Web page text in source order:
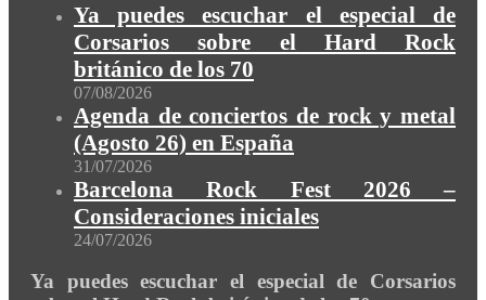
Ya puedes escuchar el especial de
Corsarios sobre el Hard Rock
británico de los 70
07/08/2026
Agenda de conciertos de rock y metal
(Agosto 26) en España
31/07/2026
Barcelona Rock Fest 2026 –
Consideraciones iniciales
24/07/2026
Ya puedes escuchar el especial de Corsarios